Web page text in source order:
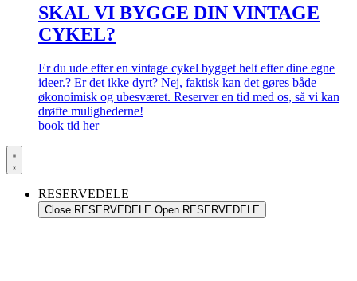
SKAL VI BYGGE DIN VINTAGE
CYKEL?
Er du ude efter en vintage cykel bygget helt efter dine egne
ideer.? Er det ikke dyrt? Nej, faktisk kan det gøres både
økonoimisk og ubesværet. Reserver en tid med os, så vi kan
drøfte mulighederne!
book tid her
RESERVEDELE
Close RESERVEDELE Open RESERVEDELE